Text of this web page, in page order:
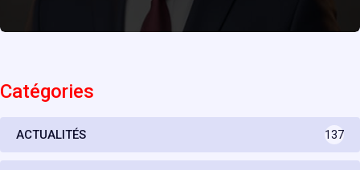
Catégories
ACTUALITÉS 137